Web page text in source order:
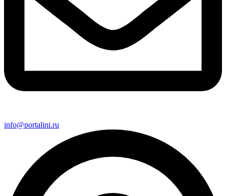
info@portalini.ru